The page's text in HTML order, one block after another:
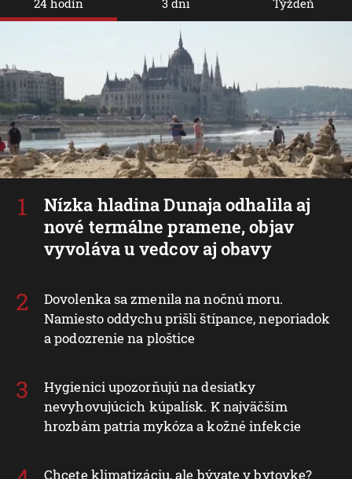
24 hodín
Nízka hladina Dunaja odhalila aj
nové termálne pramene, objav
vyvoláva u vedcov aj obavy
Dovolenka sa zmenila na nočnú moru.
Namiesto oddychu prišli štípance, neporiadok
a podozrenie na ploštice
Hygienici upozorňujú na desiatky
nevyhovujúcich kúpalísk. K najväčším
hrozbám patria mykóza a kožné infekcie
Chcete klimatizáciu, ale bývate v bytovke?
3 dni Týždeň